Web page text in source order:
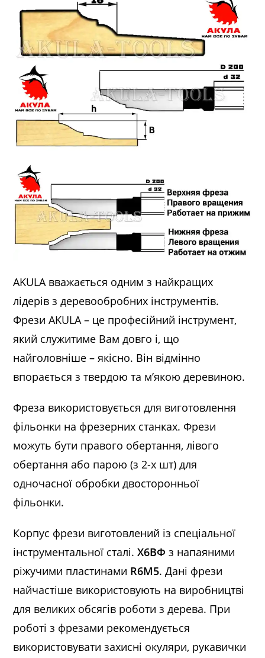
AKULA вважається одним з найкращих
лідерів з деревообробних інструментів.
Фрези AKULA – це професійний інструмент,
який служитиме Вам довго і, що
найголовніше – якісно. Він відмінно
впорається з твердою та м’якою деревиною.
Фреза використовується для виготовлення
фільонки на фрезерних станках. Фрези
можуть бути правого обертання, лівого
обертання або парою (з 2-х шт) для
одночасної обробки двосторонньої
фільонки.
Корпус фрези виготовлений із спеціальної
інструментальної сталі.Х6ВФ з напаяними
ріжучими пластинами R6M5. Дані фрези
найчастіше використовують на виробництві
для великих обсягів роботи з дерева. При
роботі з фрезами рекомендується
використовувати захисні окуляри, рукавички